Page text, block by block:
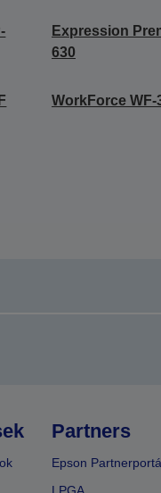
Expression
630
WorkForce WF-
Partners
Epson